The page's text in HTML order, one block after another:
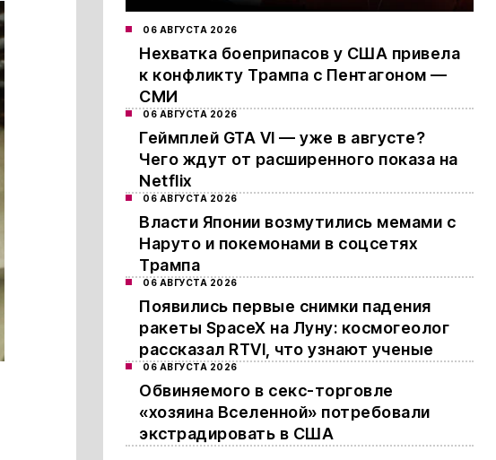
06 АВГУСТА 2026
Нехватка боеприпасов у США привела
к конфликту Трампа с Пентагоном —
СМИ
06 АВГУСТА 2026
Геймплей GTA VI — уже в августе?
Чего ждут от расширенного показа на
Netflix
06 АВГУСТА 2026
Власти Японии возмутились мемами с
Наруто и покемонами в соцсетях
Трампа
06 АВГУСТА 2026
Появились первые снимки падения
ракеты SpaceX на Луну: космогеолог
рассказал RTVI, что узнают ученые
06 АВГУСТА 2026
Обвиняемого в секс-торговле
«хозяина Вселенной» потребовали
экстрадировать в США